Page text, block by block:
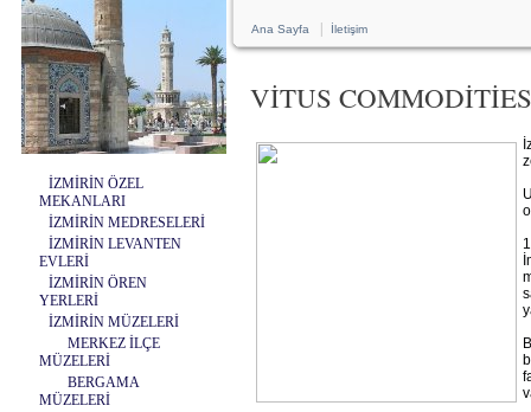
İZMİRİN ÖZEL
MEKANLARI
İZMİRİN MEDRESELERİ
İZMİRİN LEVANTEN
EVLERİ
İZMİRİN ÖREN
YERLERİ
İZMİRİN MÜZELERİ
MERKEZ İLÇE
MÜZELERİ
BERGAMA
MÜZELERİ
Ana Sayfa İletişim
VİTUS